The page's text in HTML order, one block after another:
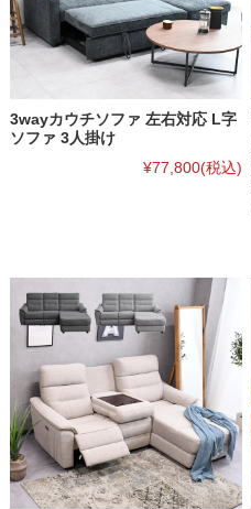
3wayカウチソファ 左右対応 L字
ソファ 3人掛け
¥77,800(税込)